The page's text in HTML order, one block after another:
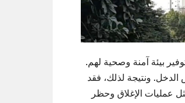
وتوفير بيئة آمنة وصحية لهم.
الدخل. ونتيجة لذلك، فقد
عمليات الإغلاق وحظر